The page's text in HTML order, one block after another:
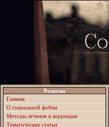
Разделы
Главная
О социальной фобии
Методы лечения и коррекция
Тематические статьи